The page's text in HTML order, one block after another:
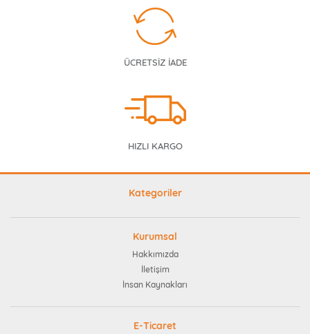
ÜCRETSİZ İADE
HIZLI KARGO
Kategoriler
Kurumsal
Hakkımızda
İletişim
İnsan Kaynakları
E-Ticaret